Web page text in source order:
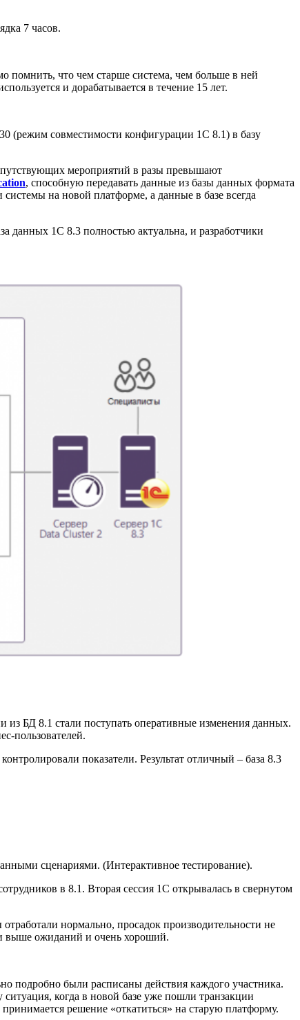
7 часов.
помнить, что чем старше система, чем больше в ней
и дорабатывается в течение 15 лет.
(режим совместимости конфигурации 1С 8.1) в базу
мероприятий в разы превышают
, способную передавать данные из базы данных формата
на новой платформе, а данные в базе всегда
данных 1С 8.3 полностью актуальна, и разработчики
из БД 8.1 стали поступать оперативные изменения данных.
пользователей.
контролировали показатели. Результат отличный – база 8.3
сценариями. (Интерактивное тестирование).
в 8.1. Вторая сессия 1С открывалась в свернутом
нормально, просадок производительности не
выше ожиданий и очень хороший.
подробно были расписаны действия каждого участника.
когда в новой базе уже пошли транзакции
решение «откатиться» на старую платформу.